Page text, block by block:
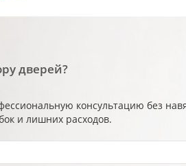
дверей?
консультацию без
и лишних расходов.